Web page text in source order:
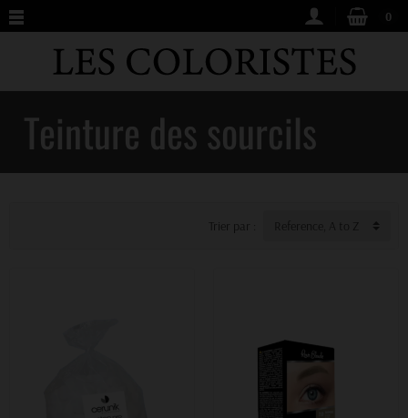
0
Teinture des sourcils
Trier par : Reference, A to Z